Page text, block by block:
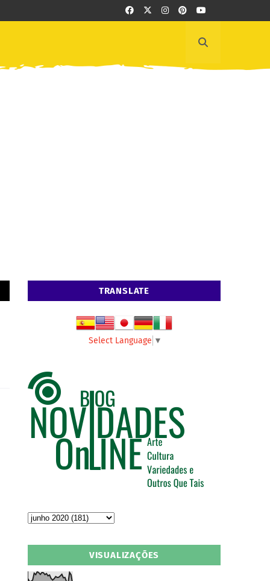
TRANSLATE
Select Language ▼
VISUALIZAÇÕES